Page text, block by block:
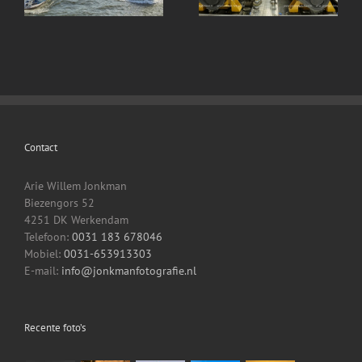
Druten deel 4
Druten deel 3
Contact
Arie Willem Jonkman
Biezengors 52
4251 DK Werkendam
Telefoon: 0031 183 678046
Mobiel: 0031-653913303
E-mail: info@jonkmanfotografie.nl
Recente foto’s